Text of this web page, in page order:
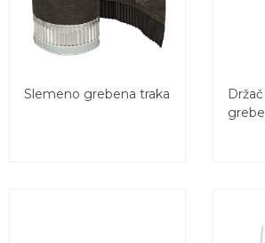
Slemeno grebena traka